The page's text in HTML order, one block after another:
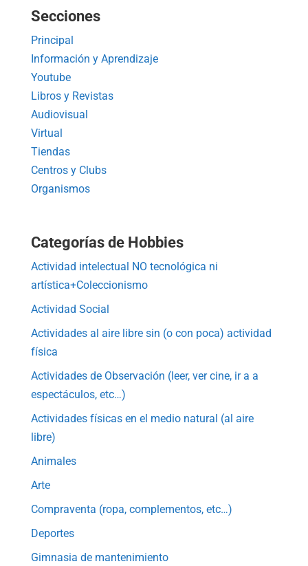
Secciones
Principal
Información y Aprendizaje
Youtube
Libros y Revistas
Audiovisual
Virtual
Tiendas
Centros y Clubs
Organismos
Categorías de Hobbies
Actividad intelectual NO tecnológica ni
artística+Coleccionismo
Actividad Social
Actividades al aire libre sin (o con poca) actividad
física
Actividades de Observación (leer, ver cine, ir a a
espectáculos, etc…)
Actividades físicas en el medio natural (al aire
libre)
Animales
Arte
Compraventa (ropa, complementos, etc…)
Deportes
Gimnasia de mantenimiento